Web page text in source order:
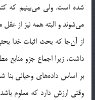
شده است. ولي مي‌بينيم كه
مي‌شوند و البته همه نيز از
از آن‌جا كه بحث اثبات خدا
داشت، زيرا اجماع جزو منابع
بر اساس داده‌هاي وحياني
وقتي ارزش دارد كه معلوم